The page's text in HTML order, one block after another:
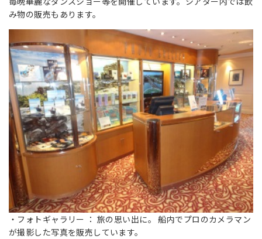
み物の販売もあります。
・フォトギャラリー ： 旅の思い出に。 船内でプロのカメラマン
が撮影した写真を販売しています。